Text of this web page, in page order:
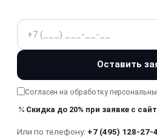
Зависает / тормозит / глючит
Попадание воды / окисление
Не работает кнопка питания /
Телефон
Оставить
Согласен на обработку
Скидка до 20% при заявке с
Или по телефону: +7 (495) 128-27-